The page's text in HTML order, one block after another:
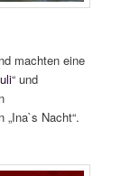
machten eine
“ und
Nacht“.